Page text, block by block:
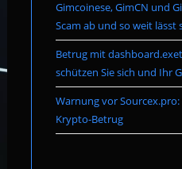
Gimcoinese, GimCN und
Scam ab und so weit lässt
Betrug mit
schützen Sie sich und Ihr
Warnung vor
Krypto-Betrug